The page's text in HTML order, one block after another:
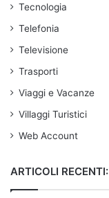
Tecnologia
Telefonia
Televisione
Trasporti
Viaggi e Vacanze
Villaggi Turistici
Web Account
ARTICOLI RECENTI: